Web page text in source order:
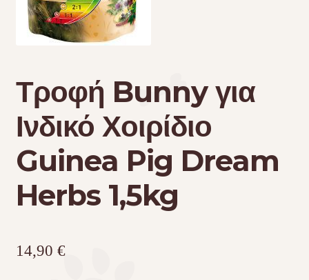
Επικοινωνία
Τροφή Bunny για
Ινδικό Χοιρίδιο
Guinea Pig Dream
Herbs 1,5kg
14,90 €